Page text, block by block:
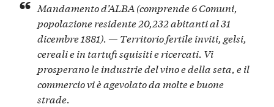
Mandamento d’ALBA (comprende 6 Comuni,
popolazione residente 20,232 abitanti al 31
dicembre 1881). — Territorio fertile inviti, gelsi,
cereali e in tartufi squisiti e ricercati. Vi
prosperano le industrie del vino e della seta, e il
commercio vi è agevolato da molte e buone
strade.